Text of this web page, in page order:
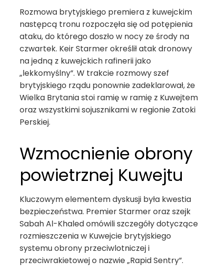
Rozmowa brytyjskiego premiera z kuwejckim
następcą tronu rozpoczęła się od potępienia
ataku, do którego doszło w nocy ze środy na
czwartek. Keir Starmer określił atak dronowy
na jedną z kuwejckich rafinerii jako
„lekkomyślny”. W trakcie rozmowy szef
brytyjskiego rządu ponownie zadeklarował, że
Wielka Brytania stoi ramię w ramię z Kuwejtem
oraz wszystkimi sojusznikami w regionie Zatoki
Perskiej.
Wzmocnienie obrony
powietrznej Kuwejtu
Kluczowym elementem dyskusji była kwestia
bezpieczeństwa. Premier Starmer oraz szejk
Sabah Al-Khaled omówili szczegóły dotyczące
rozmieszczenia w Kuwejcie brytyjskiego
systemu obrony przeciwlotniczej i
przeciwrakietowej o nazwie „Rapid Sentry”.